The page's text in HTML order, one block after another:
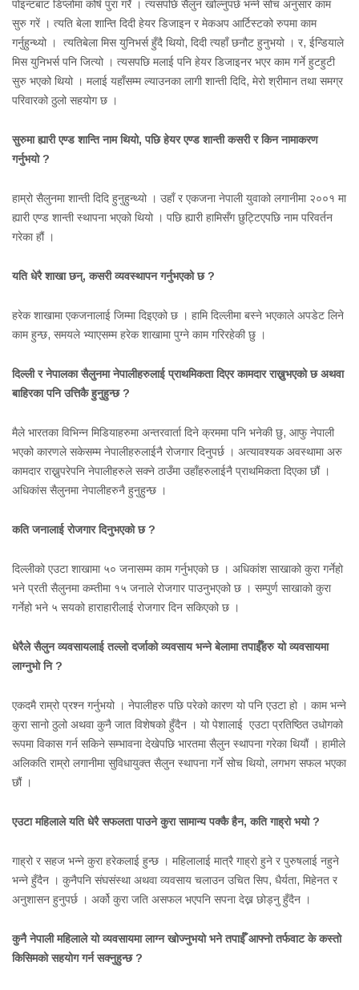
पोइन्टबाट डिप्लोमा कोर्ष पुरा गरेँ । त्यसपछि सैलुन खोल्नुपर्छ भन्ने सोच अनुसार काम
सुरु गरें । त्यति बेला शान्ति दिदी हेयर डिजाइन र मेकअप आर्टिस्टको रुपमा काम
गर्नुहुन्थ्यो । त्यतिबेला मिस युनिभर्स हुँदै थियो, दिदी त्यहाँ छनौट हुनुभयो । र, ईन्डियाले
मिस युनिभर्स पनि जित्यो । त्यसपछि मलाई पनि हेयर डिजाइनर भएर काम गर्ने हुटहुटी
सुरु भएको थियो । मलाई यहाँसम्म ल्याउनका लागी शान्ती दिदि, मेरो श्रीमान तथा समग्र
परिवारको ठुलो सहयोग छ ।
सुरुमा ह्यारी एण्ड शान्ति नाम थियो, पछि हेयर एण्ड शान्ती कसरी र किन नामाकरण
गर्नुभयो ?
हाम्रो सैलुनमा शान्ती दिदि हुनुहुन्थ्यो । उहाँ र एकजना नेपाली युवाको लगानीमा २००१ मा
ह्यारी एण्ड शान्ती स्थापना भएको थियो । पछि ह्यारी हामिसँग छुट्टिएपछि नाम परिवर्तन
गरेका हौं ।
यति धेरै शाखा छन्, कसरी व्यवस्थापन गर्नुभएको छ ?
हरेक शाखामा एकजनालाई जिम्मा दिइएको छ । हामि दिल्लीमा बस्ने भएकाले अपडेट लिने
काम हुन्छ, समयले भ्याएसम्म हरेक शाखामा पुग्ने काम गरिरहेकी छु ।
दिल्ली र नेपालका सैलुनमा नेपालीहरुलाई प्राथमिकता दिएर कामदार राख्नुभएको छ अथवा
बाहिरका पनि उत्तिकै हुनुहुन्छ ?
मैले भारतका विभिन्न मिडियाहरुमा अन्तरवार्ता दिने क्रममा पनि भनेकी छु, आफु नेपाली
भएको कारणले सकेसम्म नेपालीहरुलाईनै रोजगार दिनुपर्छ । अत्यावश्यक अवस्थामा अरु
कामदार राख्नुपरेपनि नेपालीहरुले सक्ने ठाउँमा उहाँहरुलाईनै प्राथमिकता दिएका छौं ।
अधिकांस सैलुनमा नेपालीहरुनै हुनुहुन्छ ।
कति जनालाई रोजगार दिनुभएको छ ?
दिल्लीको एउटा शाखामा ५० जनासम्म काम गर्नुभएको छ । अधिकांश साखाको कुरा गर्नेहो
भने प्रती सैलुनमा कम्तीमा १५ जनाले रोजगार पाउनुभएको छ । सम्पुर्ण साखाको कुरा
गर्नेहो भने ५ सयको हाराहारीलाई रोजगार दिन सकिएको छ ।
धेरैले सैलुन व्यवसायलाई तल्लो दर्जाको व्यवसाय भन्ने बेलामा तपाईँहरु यो व्यवसायमा
लाग्नुभो नि ?
एकदमै राम्रो प्रश्न गर्नुभयो । नेपालीहरु पछि परेको कारण यो पनि एउटा हो । काम भन्ने
कुरा सानो ठुलो अथवा कुनै जात विशेषको हुँदैन । यो पेशालाई एउटा प्रतिष्ठित उधोगको
रूपमा विकास गर्न सकिने सम्भावना देखेपछि भारतमा सैलुन स्थापना गरेका थियौं । हामीले
अलिकति राम्रो लगानीमा सुविधायुक्त सैलुन स्थापना गर्ने सोच थियो, लगभग सफल भएका
छौं ।
एउटा महिलाले यति धेरै सफलता पाउने कुरा सामान्य पक्कै हैन, कति गाह्रो भयो ?
गाह्रो र सहज भन्ने कुरा हरेकलाई हुन्छ । महिलालाई मात्रै गाह्रो हुने र पुरुषलाई नहुने
भन्ने हुँदैन । कुनैपनि संघसंस्था अथवा व्यवसाय चलाउन उचित सिप, धैर्यता, मिहेनत र
अनुशासन हुनुपर्छ । अर्को कुरा जति असफल भएपनि सपना देख्न छोड्नु हुँदैन ।
कुनै नेपाली महिलाले यो व्यवसायमा लाग्न खोज्नुभयो भने तपाईँ आफ्नो तर्फवाट के कस्तो
किसिमको सहयोग गर्न सक्नुहुन्छ ?